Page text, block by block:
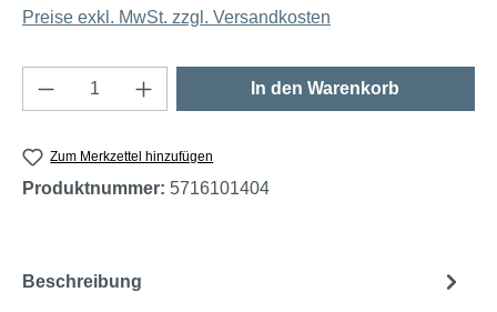
Preise exkl. MwSt. zzgl. Versandkosten
Produkt Anzahl: Gib den gewünschten
In den Warenkorb
Zum Merkzettel hinzufügen
Produktnummer: 5716101404
Beschreibung